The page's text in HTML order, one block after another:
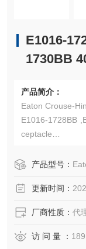
E1016-
1730BB
产品简介：
Eaton Crouse-
E1016-1728BB
ceptacle
UL认证
产品型号：
更新时间：
厂商性质： 代
访 问 量 ： 189